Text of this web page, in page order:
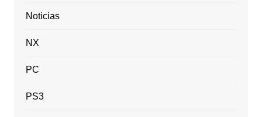
Noticias
NX
PC
PS3